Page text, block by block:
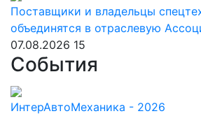
Поставщики и владельцы
объединятся в отраслевую
07.08.2026 15
События
ИнтерАвтоМеханика - 2026